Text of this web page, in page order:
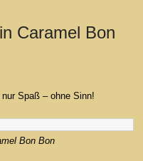
Caramel Bon
Spaß – ohne Sinn!
Bon Bon